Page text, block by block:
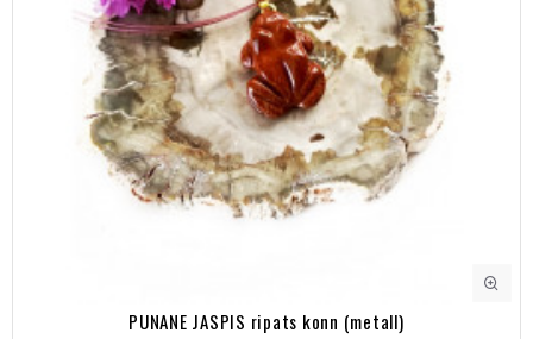
PUNANE JASPIS ripats konn (metall)